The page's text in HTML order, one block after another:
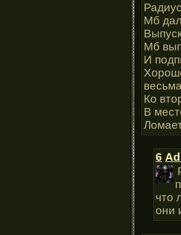
Мб
Мб
И
Ко
В
6
что
они